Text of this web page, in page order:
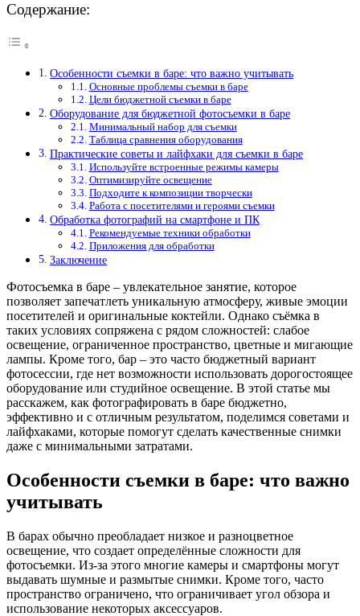
Содержание:
Особенности съемки в баре: что важно учитывать
Основные проблемы съемки в баре
Цели бюджетной съемки в баре
Оборудование для бюджетной фотосъемки в баре
Минимальный набор для съемки
Таблица сравнения оборудования
Практические советы и лайфхаки для съемки в баре
Используйте встроенные режимы камеры
Оптимизируйте освещение
Подходите к композиции творчески
Работа с посетителями и героями съемки
Обработка фотографий на смартфоне и ПК
Рекомендуемые техники обработки
Приложения для обработки
Заключение
Фотосъемка в баре – увлекательное занятие, которое
позволяет запечатлеть уникальную атмосферу, живые эмоции
посетителей и оригинальные коктейли. Однако съёмка в
таких условиях сопряжена с рядом сложностей: слабое
освещение, ограниченное пространство, цветные и мигающие
лампы. Кроме того, бар – это часто бюджетный вариант
фотосессии, где нет возможности использовать дорогостоящее
оборудование или студийное освещение. В этой статье мы
расскажем, как фотографировать в баре бюджетно,
эффективно и с отличным результатом, поделимся советами и
лайфхаками, которые помогут сделать качественные снимки
даже с минимальными затратами.
Особенности съемки в баре: что важно
учитывать
В барах обычно преобладает низкое и разноцветное
освещение, что создает определённые сложности для
фотосъемки. Из-за этого многие камеры и смартфоны могут
выдавать шумные и размытые снимки. Кроме того, часто
пространство ограничено, что ограничивает угол обзора и
использование некоторых аксессуаров.